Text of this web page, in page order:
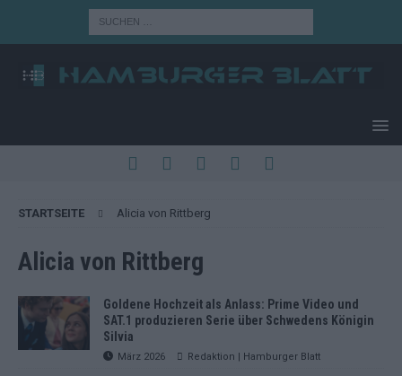
STARTSEITE Alicia von Rittberg
Alicia von Rittberg
Goldene Hochzeit als Anlass: Prime Video und
SAT.1 produzieren Serie über Schwedens Königin
Silvia
März 2026 Redaktion | Hamburger Blatt